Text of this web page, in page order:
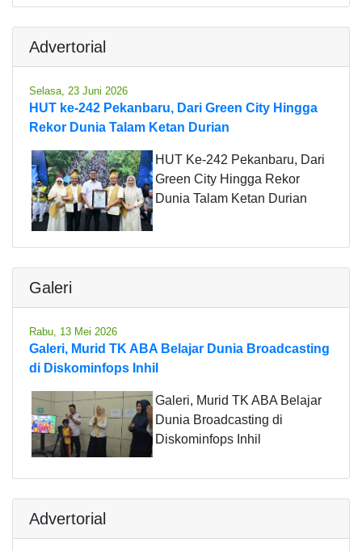
Advertorial
Selasa, 23 Juni 2026
HUT ke-242 Pekanbaru, Dari Green City Hingga
Rekor Dunia Talam Ketan Durian
HUT Ke-242 Pekanbaru, Dari
Green City Hingga Rekor
Dunia Talam Ketan Durian
Galeri
Rabu, 13 Mei 2026
Galeri, Murid TK ABA Belajar Dunia Broadcasting
di Diskominfops Inhil
Galeri, Murid TK ABA Belajar
Dunia Broadcasting di
Diskominfops Inhil
Advertorial